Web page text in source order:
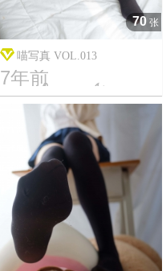
70 张
喵写真 VOL.013
7年前
10 2197